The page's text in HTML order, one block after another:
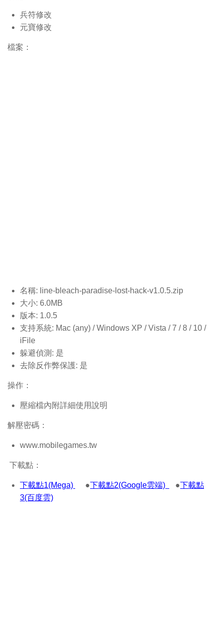
兵符修改
元寶修改
檔案：
名稱: line-bleach-paradise-lost-hack-v1.0.5.zip
大小: 6.0MB
版本: 1.0.5
支持系統: Mac (any) / Windows XP / Vista / 7 / 8 / 10 /
iFile
躲避偵測: 是
去除反作弊保護: 是
操作：
壓縮檔內附詳細使用說明
解壓密碼：
www.mobilegames.tw
下載點：
下載點1(Mega) ●下載點2(Google雲端) ●下載點
3(百度雲)